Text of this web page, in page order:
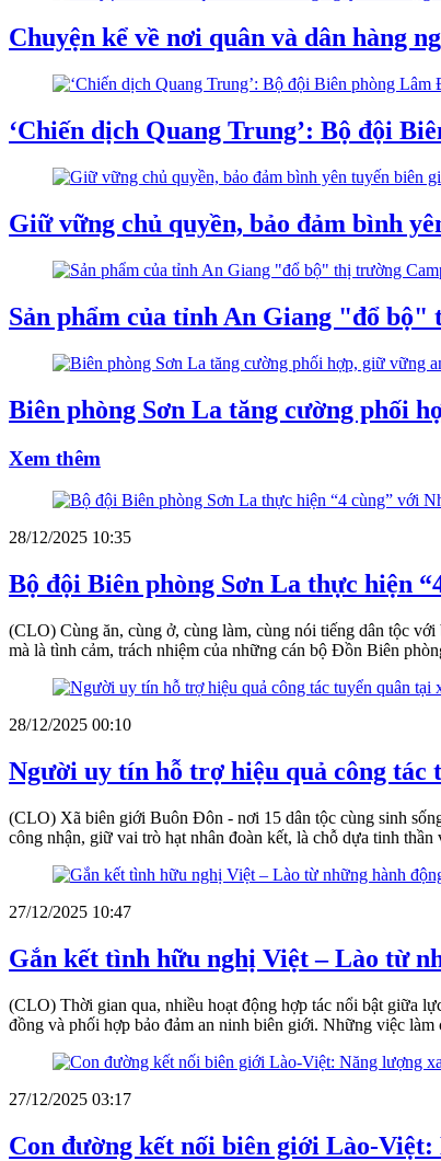
Chuyện kể về nơi quân và dân hàng
‘Chiến dịch Quang Trung’: Bộ đội
Giữ vững chủ quyền, bảo đảm bình
Sản phẩm của tỉnh An Giang "đổ
Biên phòng Sơn La tăng cường phối
Xem thêm
28/12/2025 10:35
Bộ đội Biên phòng Sơn La thực hiện
(CLO) Cùng ăn, cùng ở, cùng làm, cùng nói tiếng dân tộc
mà là tình cảm, trách nhiệm của những cán bộ Đồn Biên
28/12/2025 00:10
Người uy tín hỗ trợ hiệu quả công
(CLO) Xã biên giới Buôn Đôn - nơi 15 dân tộc cùng sinh
công nhận, giữ vai trò hạt nhân đoàn kết, là chỗ dựa tinh
27/12/2025 10:47
Gắn kết tình hữu nghị Việt – Lào từ
(CLO) Thời gian qua, nhiều hoạt động hợp tác nổi bật giữa
đồng và phối hợp bảo đảm an ninh biên giới. Những việc
27/12/2025 03:17
Con đường kết nối biên giới Lào-